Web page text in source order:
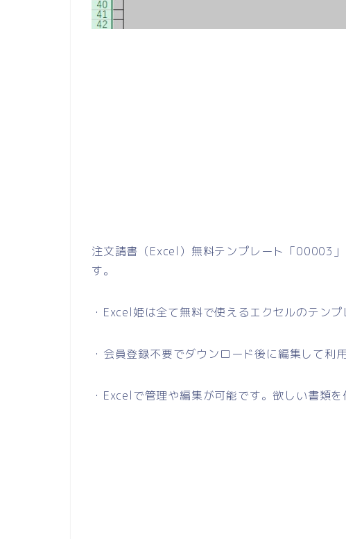
注文請書（Excel）無料テンプレート「00003
す。
・Excel姫は全て無料で使えるエクセルのテンプ
・会員登録不要でダウンロード後に編集して利
・Excelで管理や編集が可能です。欲しい書類